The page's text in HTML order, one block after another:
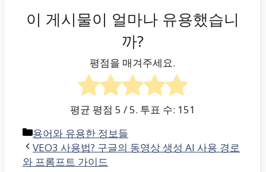
이 게시물이 얼마나 유용했습니
까?
평점을 매겨주세요.
평균 평점 5 / 5. 투표 수: 151
카
테
고
용어와 유용한 정보들
VEO3 사용법? 구글의 동영상 생성 AI 사용 경로
와 프롬프트 가이드